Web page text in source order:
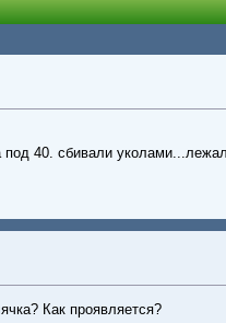
40. сбивали
Как проявляется?